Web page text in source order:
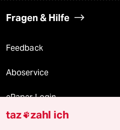
Fragen & Hilfe
Feedback
Aboservice
ePaper Login
Downloads für Abonnierende
taz zahl ich